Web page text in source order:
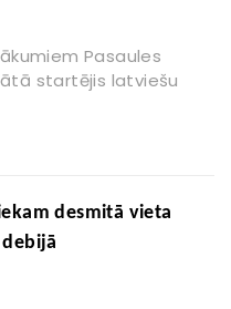
Pasaules
startējis latviešu
desmitā vieta